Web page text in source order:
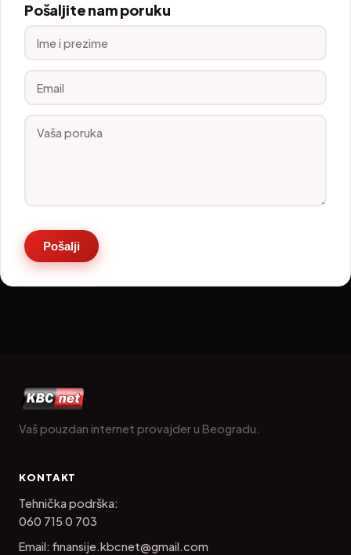
Pošaljite nam poruku
Pošalji
Vaš pouzdan internet provajder u Beogradu.
KONTAKT
Tehnička podrška:
060 715 0 703
Email: finansije.kbcnet@gmail.com